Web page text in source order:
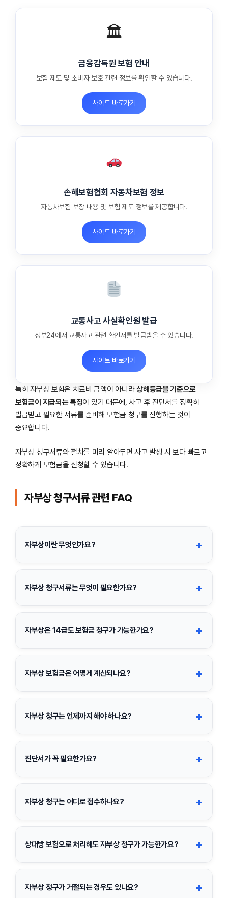
🏛
금융감독원 보험 안내
보험 제도 및 소비자 보호 관련 정보를 확인할 수 있습니다.
사이트 바로가기
손해보험협회 자동차보험 정보
자동차보험 보장 내용 및 보험 제도 정보를 제공합니다.
사이트 바로가기
교통사고 사실확인원 발급
정부24에서 교통사고 관련 확인서를 발급받을 수 있습니다.
사이트 바로가기
특히 자부상 보험은 치료비 금액이 아니라상해등급을 기준으로
보험금이 지급되는 특징이 있기 때문에, 사고 후 진단서를 정확히
발급받고 필요한 서류를 준비해 보험금 청구를 진행하는 것이
중요합니다.
자부상 청구서류와 절차를 미리 알아두면 사고 발생 시 보다 빠르고
정확하게 보험금을 신청할 수 있습니다.
자부상 청구서류 관련 FAQ
자부상이란 무엇인가요? +
자부상은 자동차보험의 자동차부상치료비 특약을 뜻합니다. 교통
험금을 지급받는 담보입니다.
자부상 청구서류는 무엇이 필요한가요? +
보통 보험금 청구서, 진단서 또는 진료확인서, 진료비 영수증, 진료
라 교통사고 사실확인원이나 추가 서류를 요청할 수 있습니다.
자부상은 14급도 보험금 청구가 가능한가요? +
네. 가능합니다. 자동차부상치료비는 상해등급 1급부터 14급까지
준에 따라 보험금을 받을 수 있습니다.
자부상 보험금은 어떻게 계산되나요? +
자부상 보험금은 실제 병원비 전액을 기준으로 계산하는 것이 아니
그래서 같은 사고라도 상해등급에 따라 지급 금액이 달라질 수 있습
자부상 청구는 언제까지 해야 하나요? +
일반적으로 보험금 청구권은 사고일로부터 3년 이내 행사해야 합
워질 수 있어 가능한 빨리 접수하는 것이 좋습니다.
진단서가 꼭 필요한가요? +
경미한 사고에서는 진료확인서나 통원확인서로 대체 가능한 경우
보험사가 많습니다. 가장 안전한 방법은 병원에서 진단서를 발급받
자부상 청구는 어디로 접수하나요? +
가입한 자동차보험 회사로 접수하면 됩니다. 대부분 보험사 모바일
다.
상대방 보험으로 처리해도 자부상 청구가 가능한가요? +
네. 상대방 대인접수로 병원 치료를 받더라도 본인 자동차보험에 자
는 경우가 많습니다. 다만 중복 지급 여부는 약관에 따라 달라질 수
자부상 청구가 거절되는 경우도 있나요? +